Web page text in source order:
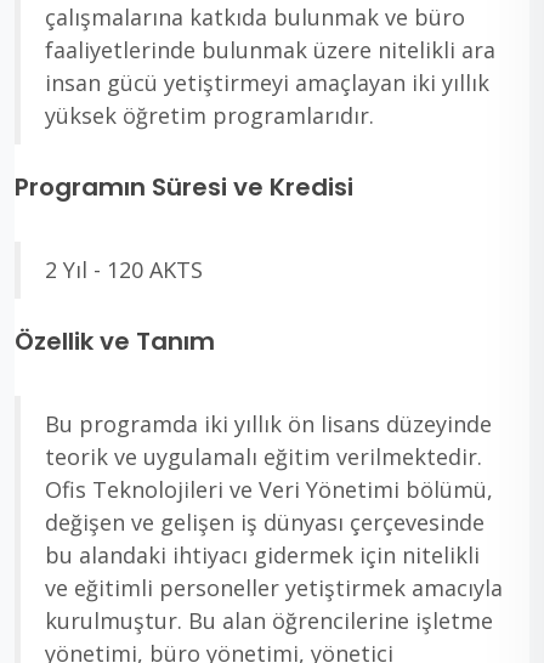
çalışmalarına katkıda bulunmak ve büro
faaliyetlerinde bulunmak üzere nitelikli ara
insan gücü yetiştirmeyi amaçlayan iki yıllık
yüksek öğretim programlarıdır.
Programın Süresi ve Kredisi
2 Yıl - 120 AKTS
Özellik ve Tanım
Bu programda iki yıllık ön lisans düzeyinde
teorik ve uygulamalı eğitim verilmektedir.
Ofis Teknolojileri ve Veri Yönetimi bölümü,
değişen ve gelişen iş dünyası çerçevesinde
bu alandaki ihtiyacı gidermek için nitelikli
ve eğitimli personeller yetiştirmek amacıyla
kurulmuştur. Bu alan öğrencilerine işletme
yönetimi, büro yönetimi, yönetici